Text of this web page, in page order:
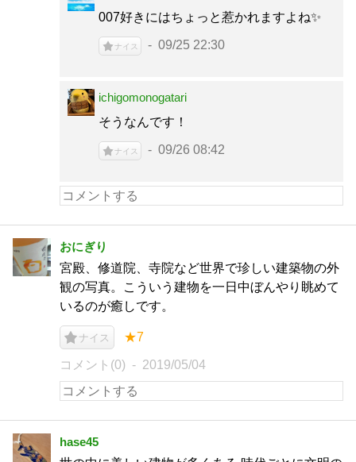
007好きにはちょっと惹かれますよね✨
ナイス 09/25 22:30
ichigomonogatari
そうなんです！
ナイス 09/26 08:42
おにぎり
宮殿、修道院、寺院など世界で珍しい建築物の外
観の写真。こういう建物を一日中ぼんやり眺めて
いるのが癒しです。
ナイス ★7
コメント(0) 2019/05/04
hase45